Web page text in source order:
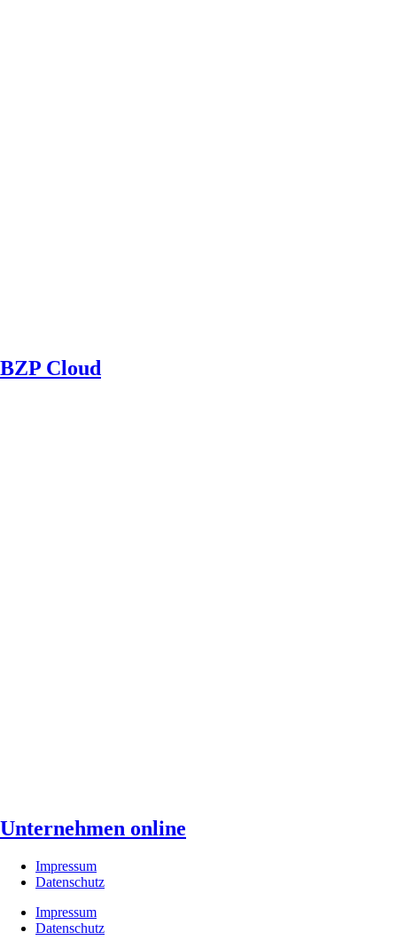
BZP Cloud
Unternehmen online
Impressum
Datenschutz
Impressum
Datenschutz